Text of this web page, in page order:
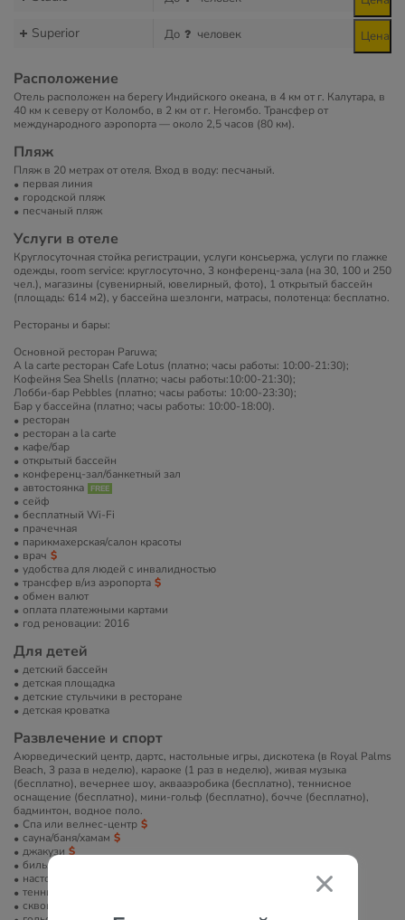
Superior До человек Цена
Расположение
Отель расположен на берегу Индийского океана, в 4 км от г. Калутара, в
40 км к северу от Коломбо, в 2 км от г. Негомбо. Трансфер от
международного аэропорта — около 2,5 часов (80 км).
Пляж
Пляж в 20 метрах от отеля. Вход в воду: песчаный.
первая линия
городской пляж
песчаный пляж
Услуги в отеле
Круглосуточная стойка регистрации, услуги консьержа, услуги по глажке
одежды, room service: круглосуточно, 3 конференц-зала (на 30, 100 и 250
чел.), магазины (сувенирный, ювелирный, фото), 1 открытый бассейн
(площадь: 614 м2), у бассейна шезлонги, матрасы, полотенца: бесплатно.
Рестораны и бары:
Основной ресторан Paruwa;
A la carte ресторан Cafe Lotus (платно; часы работы: 10:00-21:30);
Кофейня Sea Shells (платно; часы работы:10:00-21:30);
Лобби-бар Pebbles (платно; часы работы: 10:00-23:30);
Бар у бассейна (платно; часы работы: 10:00-18:00).
ресторан
ресторан a la carte
кафе/бар
открытый бассейн
конференц-зал/банкетный зал
автостоянка
сейф
бесплатный Wi-Fi
прачечная
парикмахерская/салон красоты
врач
удобства для людей с инвалидностью
трансфер в/из аэропорта
обмен валют
оплата платежными картами
год реновации: 2016
Для детей
детский бассейн
детская площадка
детские стульчики в ресторане
детская кроватка
Развлечение и спорт
Аюрведический центр, дартс, настольные игры, дискотека (в Royal Palms
Beach, 3 раза в неделю), караоке (1 раз в неделю), живая музыка
(бесплатно), вечернее шоу, аквааэробика (бесплатно), теннисное
оснащение (бесплатно), мини-гольф (бесплатно), бочче (бесплатно),
бадминтон, водное поло.
Спа или велнес-центр
сауна/баня/хамам
джакузи
бильярд
настольный теннис
теннисный корт
сквош